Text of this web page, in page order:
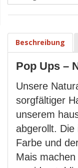
Beschreibung
Pop Ups –
Unsere
sorgfältiger
unserem
abgerollt. Die
Farbe und
Mais